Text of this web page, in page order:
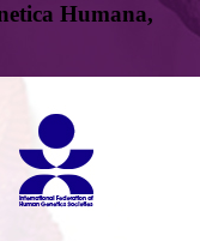
Humana,